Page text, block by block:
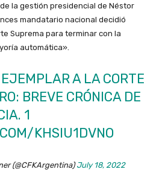
la gestión presidencial de Néstor
mandatario nacional decidió
Suprema para terminar con la
automática».
A LA CORTE
BREVE CRÓNICA DE
1
KHSIU1DVNO
(@CFKArgentina)July 18, 2022